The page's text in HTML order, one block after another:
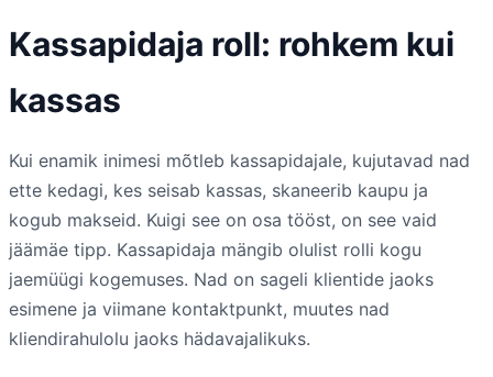
Kassapidaja roll: rohkem kui
kassas
Kui enamik inimesi mõtleb kassapidajale, kujutavad nad
ette kedagi, kes seisab kassas, skaneerib kaupu ja
kogub makseid. Kuigi see on osa tööst, on see vaid
jäämäe tipp. Kassapidaja mängib olulist rolli kogu
jaemüügi kogemuses. Nad on sageli klientide jaoks
esimene ja viimane kontaktpunkt, muutes nad
kliendirahulolu jaoks hädavajalikuks.